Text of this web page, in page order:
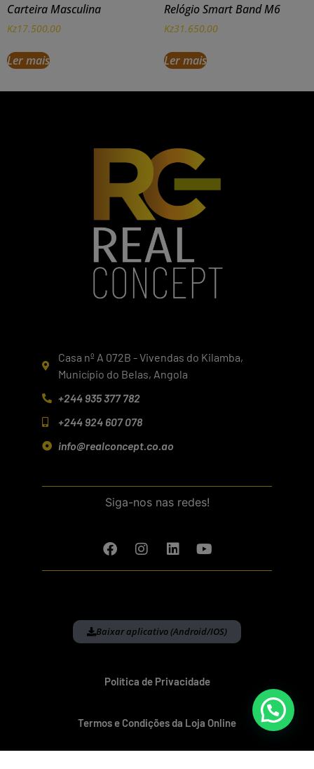
Carteira Masculina
Kz17.500,00
Ler mais
Relógio Smart Band M6
Kz31.650,00
Ler mais
Casa nº A 072B - Vivendas do Kilamba,
Município do Belas, Angola
+244 935 377 782
+244 924 607 078
info@realconcept.co.ao
Siga-nos nas redes!
Baixar aplicativo (Android/IOS)
Política de Privacidade
Termos e Condições da Loja Online